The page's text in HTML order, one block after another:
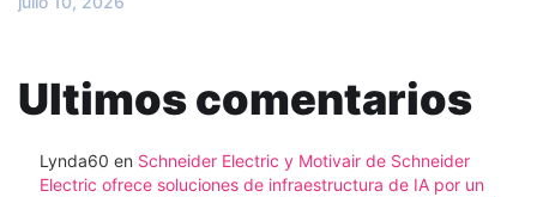
Ultimos comentarios
Lynda60 en Schneider Electric y Motivair de Schneider
Electric ofrece soluciones de infraestructura de IA por un